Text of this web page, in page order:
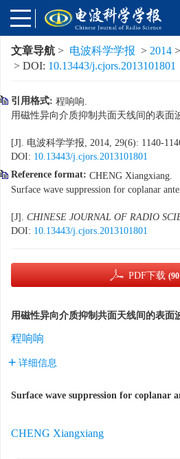
文章导航 > 电波科学学报 > 2014 >
> DOI: 10.13443/j.cjors.2013101801
引用格式: 程响响.
用磁性异向介质抑制共面天线间的表面
[J]. 电波科学学报, 2014, 29(6): 1140-
DOI: 10.13443/j.cjors.2013101801
Reference format: CHENG Xiangxiang.
Surface wave suppression for coplanar
[J]. CHINESE JOURNAL OF RADIO
DOI: 10.13443/j.cjors.2013101801
PDF下载
用磁性异向介质抑制共面天线间的表面
程响响
详细信息
Surface wave suppression for coplanar
CHENG Xiangxiang